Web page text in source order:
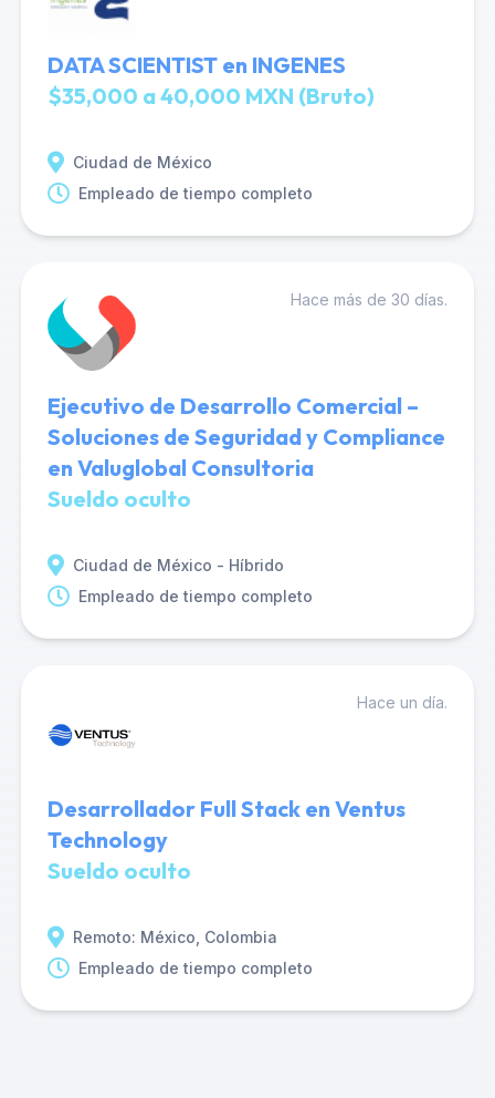
DATA SCIENTIST en INGENES
$35,000 a 40,000 MXN (Bruto)
Ciudad de México
Empleado de tiempo completo
Hace más de 30 días.
Ejecutivo de Desarrollo Comercial –
Soluciones de Seguridad y Compliance
en Valuglobal Consultoria
Sueldo oculto
Ciudad de México - Híbrido
Empleado de tiempo completo
Hace un día.
Desarrollador Full Stack en Ventus
Technology
Sueldo oculto
Remoto: México, Colombia
Empleado de tiempo completo